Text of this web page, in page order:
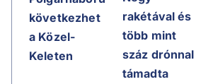
következhet
a Közel-
Keleten
rakétával és
több mint
száz drónnal
támadta